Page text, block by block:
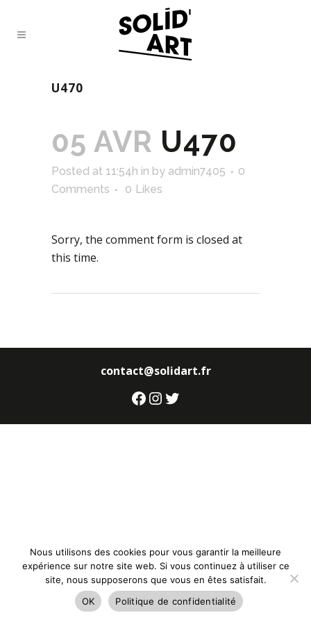
U470
05 AVR U470
Posted at 11:54h in by admin7405
0
Comments
0 Likes
Sorry, the comment form is closed at
this time.
contact@solidart.fr
Facebook
Instagram
Twitter
Nous utilisons des cookies pour vous garantir la meilleure
expérience sur notre site web. Si vous continuez à utiliser ce
site, nous supposerons que vous en êtes satisfait.
OK
Politique de confidentialité